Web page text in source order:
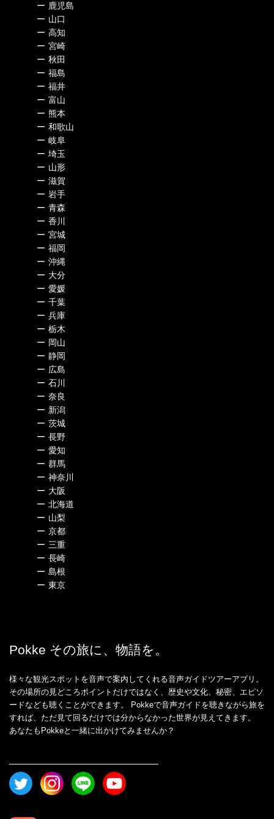
ー 鹿児島
ー 山口
ー 高知
ー 宮崎
ー 秋田
ー 福島
ー 福井
ー 富山
ー 熊本
ー 和歌山
ー 岐阜
ー 埼玉
ー 山形
ー 滋賀
ー 岩手
ー 青森
ー 香川
ー 宮城
ー 福岡
ー 沖縄
ー 大分
ー 愛媛
ー 千葉
ー 兵庫
ー 栃木
ー 岡山
ー 静岡
ー 広島
ー 石川
ー 奈良
ー 新潟
ー 茨城
ー 長野
ー 愛知
ー 群馬
ー 神奈川
ー 大阪
ー 北海道
ー 山梨
ー 京都
ー 三重
ー 長崎
ー 島根
ー 東京
Pokke その旅に、物語を。
様々な観光スポットを音声で案内してくれる音声ガイドツアーアプリ。
その場所の見どころポイントだけではなく、歴史や文化、秘密、エピソ
ードなども聴くことができます。 Pokkeで音声ガイドを聴きながら旅を
すれば、ただ見て回るだけでは分からなかった世界が見えてきます。
あなたもPokkeと一緒に出かけてみませんか？